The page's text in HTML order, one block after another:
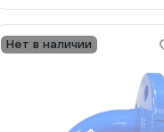
Нет в наличии